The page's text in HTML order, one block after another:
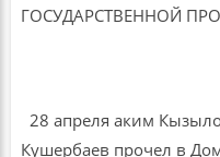
28 апреля аким
Кушербаев прочел в